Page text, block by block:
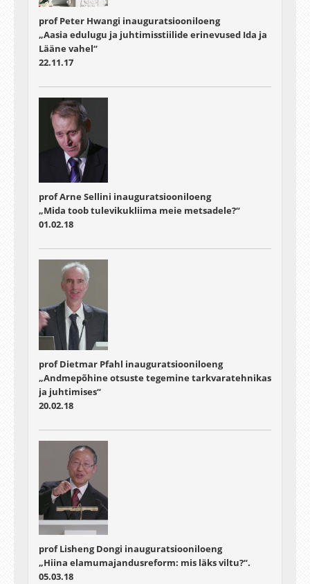
prof Peter Hwangi inauguratsiooniloeng
„Aasia edulugu ja juhtimisstiilide erinevused Ida ja
Lääne vahel“
22.11.17
prof Arne Sellini inauguratsiooniloeng
„Mida toob tulevikukliima meie metsadele?“
01.02.18
prof Dietmar Pfahl inauguratsiooniloeng
„Andmepõhine otsuste tegemine tarkvaratehnikas
ja juhtimises“
20.02.18
prof Lisheng Dongi inauguratsiooniloeng
„Hiina elamumajandusreform: mis läks viltu?“.
05.03.18